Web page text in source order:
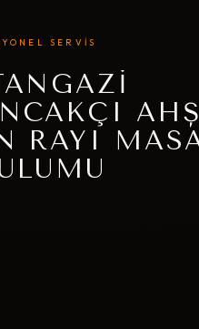
SERVİS
RAYI